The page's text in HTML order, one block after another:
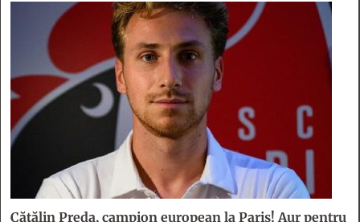
Cătălin Preda, campion european la Paris! Aur pentru